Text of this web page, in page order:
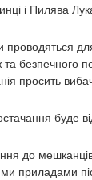
і Пилява
проводяться
безпечного
просить
буде
до
приладами